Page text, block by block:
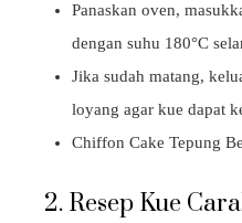
Panaskan oven,
dengan suhu 180°C
Jika sudah matang,
loyang agar kue dapat
Chiffon Cake Tepung
2. Resep Kue